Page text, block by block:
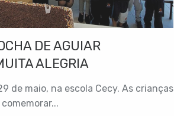
DE AGUIAR
ALEGRIA
de maio, na escola Cecy. As crianças